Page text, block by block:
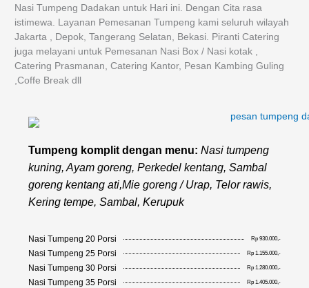
Nasi Tumpeng Dadakan untuk Hari ini. Dengan Cita rasa
istimewa. Layanan Pemesanan Tumpeng kami seluruh wilayah
Jakarta , Depok, Tangerang Selatan, Bekasi. Piranti Catering
juga melayani untuk Pemesanan Nasi Box / Nasi kotak ,
Catering Prasmanan, Catering Kantor, Pesan Kambing Guling
,Coffe Break dll
Tumpeng komplit dengan menu: Nasi tumpeng
kuning, Ayam goreng, Perkedel kentang, Sambal
goreng kentang ati,Mie goreng / Urap, Telor rawis,
Kering tempe, Sambal, Kerupuk
Nasi Tumpeng 20 Porsi Rp 930.000,-
Nasi Tumpeng 25 Porsi Rp 1.155.000,-
Nasi Tumpeng 30 Porsi Rp 1.280.000,-
Nasi Tumpeng 35 Porsi Rp 1.405.000,-